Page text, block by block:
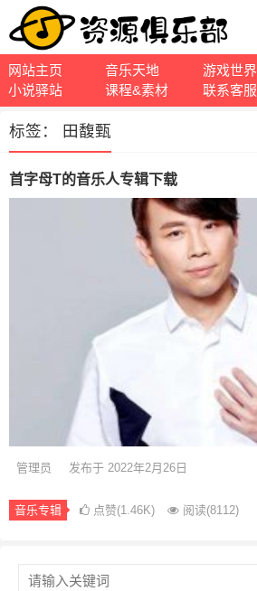
网站主页 音乐天地 游戏世界
小说驿站
课程&素材 联系客服
标签： 田馥甄
首字母T的音乐人专辑下载
管理员 发布于 2022年2月26日
音乐专辑 点赞(1.46K) 阅读(8112)